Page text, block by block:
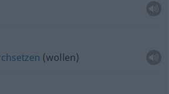
(wollen)